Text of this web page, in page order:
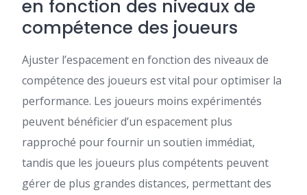
en fonction des niveaux de
compétence des joueurs
Ajuster l’espacement en fonction des niveaux de
compétence des joueurs est vital pour optimiser la
performance. Les joueurs moins expérimentés
peuvent bénéficier d’un espacement plus
rapproché pour fournir un soutien immédiat,
tandis que les joueurs plus compétents peuvent
gérer de plus grandes distances, permettant des